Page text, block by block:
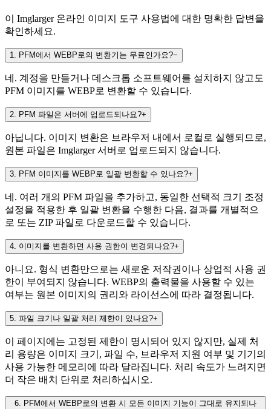
이 Imglarger 온라인 이미지 도구 사용법에 대한 명확한 답변을
확인하세요.
1. PFM에서 WEBP로의 변환기는 무료인가요?−
네. 계정을 만들거나 데스크톱 소프트웨어를 설치하지 않고도
PFM 이미지를 WEBP로 변환할 수 있습니다.
2. PFM 파일은 서버에 업로드되나요?+
아닙니다. 이미지 변환은 브라우저 내에서 로컬로 실행되므로,
원본 파일은 Imglarger 서버로 업로드되지 않습니다.
3. PFM 이미지를 WEBP로 일괄 변환할 수 있나요?+
네. 여러 개의 PFM 파일을 추가하고, 동일한 선택적 크기 조정
설정을 적용한 후 일괄 변환을 수행한 다음, 결과를 개별적으
로 또는 ZIP 파일로 다운로드할 수 있습니다.
4. 이미지를 변환하면 사용 권한이 변경되나요?+
아니요. 형식 변환만으로는 새로운 저작권이나 상업적 사용 권
한이 부여되지 않습니다. WEBP의 출력물을 사용할 수 있는
여부는 원본 이미지의 권리와 라이선스에 따라 결정됩니다.
5. 파일 크기나 일괄 처리 제한이 있나요?+
이 페이지에는 고정된 제한이 명시되어 있지 않지만, 실제 처
리 용량은 이미지 크기, 파일 수, 브라우저 지원 여부 및 기기의
사용 가능한 메모리에 따라 달라집니다. 처리 속도가 느려지면
더 작은 배치 단위로 처리하십시오.
6. PFM에서 WEBP로의 변환 시 모든 이미지 기능이 그대로 유지되나